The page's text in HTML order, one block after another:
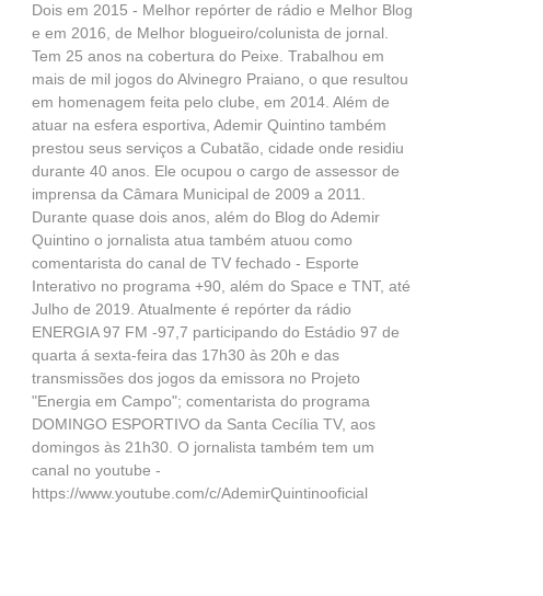
Dois em 2015 - Melhor repórter de rádio e Melhor Blog
e em 2016, de Melhor blogueiro/colunista de jornal.
Tem 25 anos na cobertura do Peixe. Trabalhou em
mais de mil jogos do Alvinegro Praiano, o que resultou
em homenagem feita pelo clube, em 2014. Além de
atuar na esfera esportiva, Ademir Quintino também
prestou seus serviços a Cubatão, cidade onde residiu
durante 40 anos. Ele ocupou o cargo de assessor de
imprensa da Câmara Municipal de 2009 a 2011.
Durante quase dois anos, além do Blog do Ademir
Quintino o jornalista atua também atuou como
comentarista do canal de TV fechado - Esporte
Interativo no programa +90, além do Space e TNT, até
Julho de 2019. Atualmente é repórter da rádio
ENERGIA 97 FM -97,7 participando do Estádio 97 de
quarta á sexta-feira das 17h30 às 20h e das
transmissões dos jogos da emissora no Projeto
"Energia em Campo"; comentarista do programa
DOMINGO ESPORTIVO da Santa Cecília TV, aos
domingos às 21h30. O jornalista também tem um
canal no youtube -
https://www.youtube.com/c/AdemirQuintinooficial